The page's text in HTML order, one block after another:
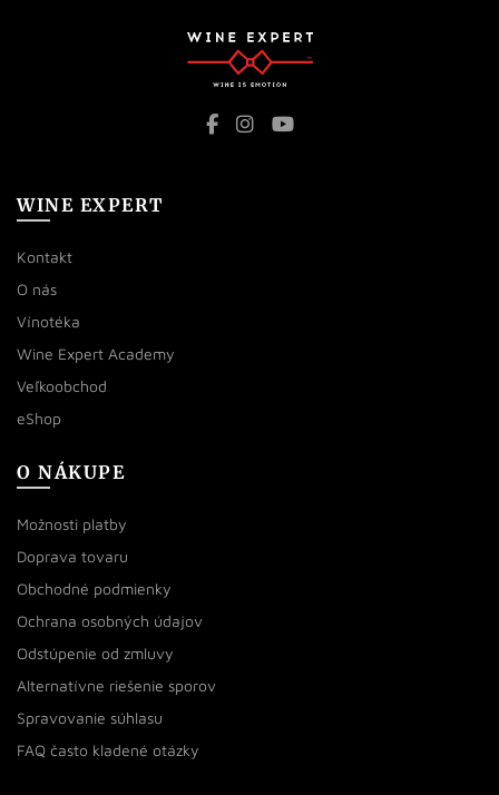
WINE EXPERT
Kontakt
O nás
Vínotéka
Wine Expert Academy
Veľkoobchod
eShop
O NÁKUPE
Možnosti platby
Doprava tovaru
Obchodné podmienky
Ochrana osobných údajov
Odstúpenie od zmluvy
Alternatívne riešenie sporov
Spravovanie súhlasu
FAQ často kladené otázky